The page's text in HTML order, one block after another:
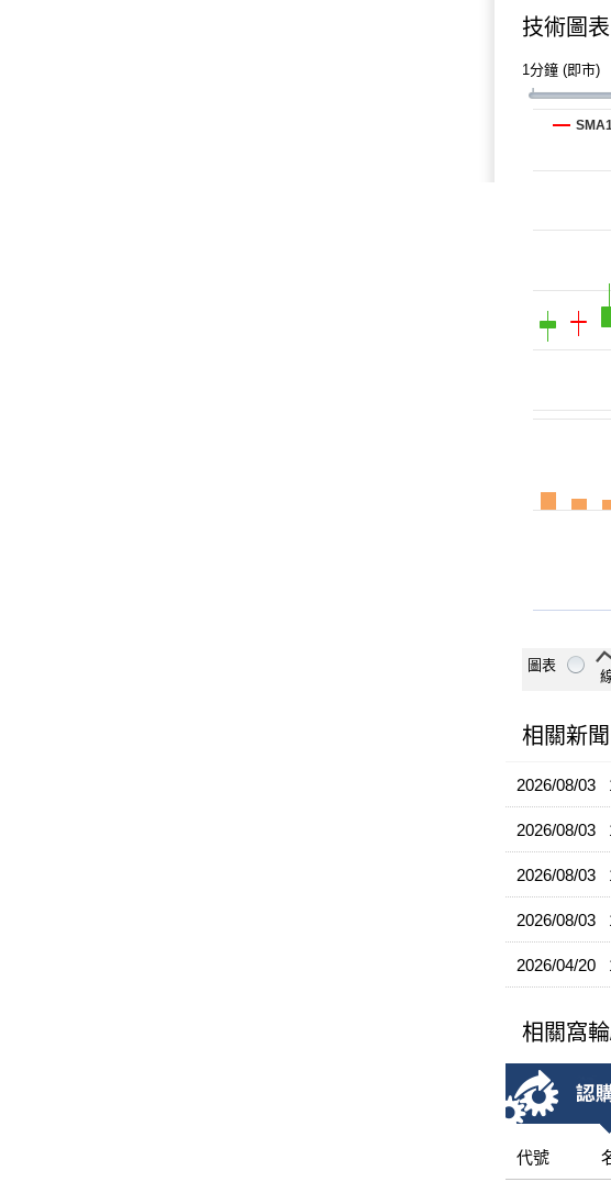
技術圖表
1分鐘 (即市)
圖表
相關新聞
2026/08/03
2026/08/03
2026/08/03
2026/08/03
2026/04/20
相關窩
代號